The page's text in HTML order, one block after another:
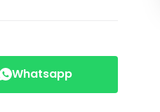
Whatsapp